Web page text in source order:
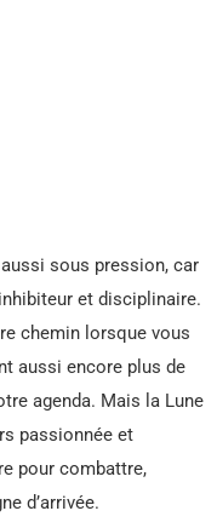
sous pression, car
et disciplinaire.
chemin lorsque vous
aussi encore plus de
agenda. Mais la Lune
passionnée et
pour combattre,
d’arrivée.